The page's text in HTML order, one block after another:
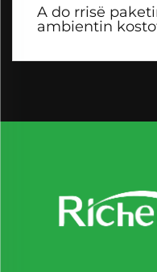
A do rrisë
ambientin